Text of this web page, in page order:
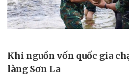
Khi nguồn vốn quốc gia
làng Sơn La